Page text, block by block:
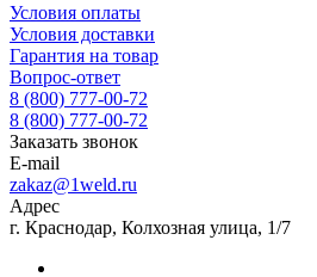
Условия оплаты
Условия доставки
Гарантия на товар
Вопрос-ответ
8 (800) 777-00-72
8 (800) 777-00-72
Заказать звонок
E-mail
zakaz@1weld.ru
Адрес
г. Краснодар, Колхозная улица, 1/7